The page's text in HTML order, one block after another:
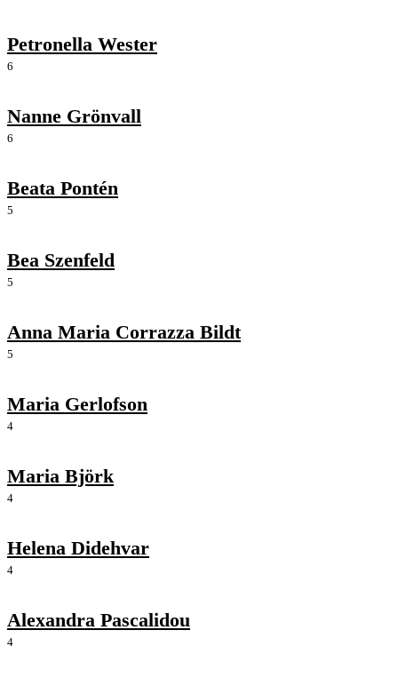
Petronella Wester
6
Nanne Grönvall
6
Beata Pontén
5
Bea Szenfeld
5
Anna Maria Corrazza Bildt
5
Maria Gerlofson
4
Maria Björk
4
Helena Didehvar
4
Alexandra Pascalidou
4